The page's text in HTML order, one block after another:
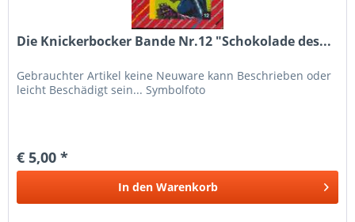
Die Knickerbocker Bande Nr.12 "Schokolade des...
Gebrauchter Artikel keine Neuware kann Beschrieben oder
leicht Beschädigt sein... Symbolfoto
€ 5,00 *
In den Warenkorb